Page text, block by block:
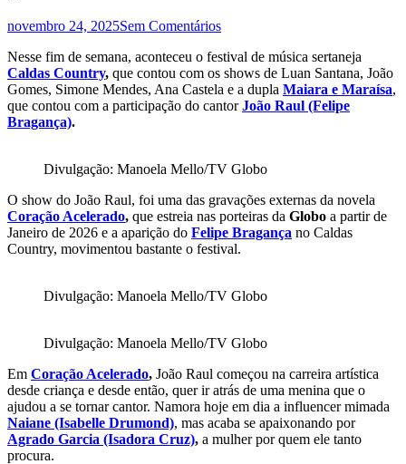
novembro 24, 2025Sem Comentários
Nesse fim de semana, aconteceu o festival de música sertaneja
Caldas Country, que contou com os shows de Luan Santana, João
Gomes, Simone Mendes, Ana Castela e a dupla Maiara e Maraísa,
que contou com a participação do cantorJoão Raul (Felipe
Bragança).
Divulgação: Manoela Mello/TV Globo
O show do João Raul, foi uma das gravações externas da novela
Coração Acelerado, que estreia nas porteiras da Globo a partir de
Janeiro de 2026 e a aparição do Felipe Bragança no Caldas
Country, movimentou bastante o festival.
Divulgação: Manoela Mello/TV Globo
Divulgação: Manoela Mello/TV Globo
Em Coração Acelerado, João Raul começou na carreira artística
desde criança e desde então, quer ir atrás de uma menina que o
ajudou a se tornar cantor. Namora hoje em dia a influencer mimada
Naiane (Isabelle Drumond), mas acaba se apaixonando por
Agrado Garcia (Isadora Cruz), a mulher por quem ele tanto
procura.